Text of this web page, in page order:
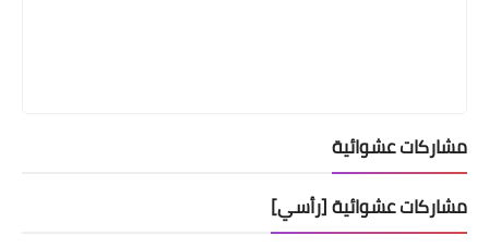
مشاركات عشوائية
مشاركات عشوائية [رأسي]